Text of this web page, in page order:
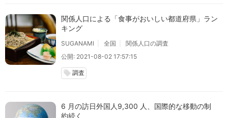
関係人口による「食事がおいしい都道府県」ラン
キング
SUGANAMI 全国
関係人口の調査
公開: 2021-08-02 17:57:15
local_offer 調査
6 月の訪日外国人9,300 人、国際的な移動の制
約続く